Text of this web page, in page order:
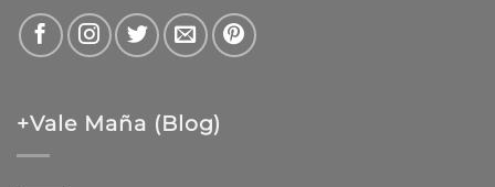
+Vale Maña (Blog)